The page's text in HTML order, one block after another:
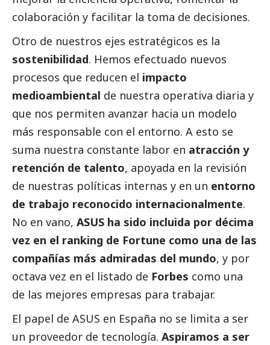
colaboración y facilitar la toma de decisiones.
Otro de nuestros ejes estratégicos es la
sostenibilidad. Hemos efectuado nuevos
procesos que reducen el impacto
medioambiental de nuestra operativa diaria y
que nos permiten avanzar hacia un modelo
más responsable con el entorno. A esto se
suma nuestra constante labor en atracción y
retención de talento, apoyada en la revisión
de nuestras políticas internas y en un entorno
de trabajo reconocido internacionalmente.
No en vano, ASUS ha sido incluida por décima
vez en el ranking de Fortune como una de las
compañías más admiradas del mundo, y por
octava vez en el listado de Forbes como una
de las mejores empresas para trabajar.
El papel de ASUS en España no se limita a ser
un proveedor de tecnología. Aspiramos a ser